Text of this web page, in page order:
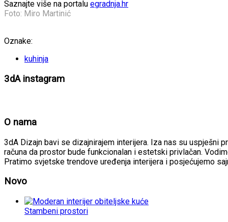
Saznajte više na portalu egradnja.hr
Foto: Miro Martinić
Oznake:
kuhinja
3dA instagram
O nama
3dA Dizajn bavi se dizajnirajem interijera. Iza nas su uspješni
računa da prostor bude funkcionalan i estetski privlačan.
Pratimo svjetske trendove uređenja interijera i posjećujemo
Novo
Stambeni prostori